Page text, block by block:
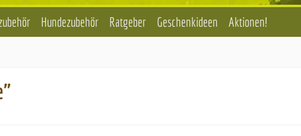
Hundezubehör Ratgeber Geschenkideen Aktionen!